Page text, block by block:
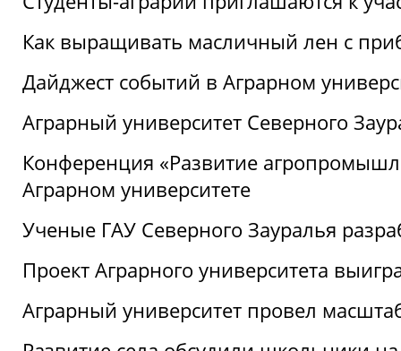
Как выращивать масличный лен с
Дайджест событий в Аграрном
Аграрный университет Северного
Конференция «Развитие
Аграрном университете
Ученые ГАУ Северного Зауралья
Проект Аграрного университета
Аграрный университет провел